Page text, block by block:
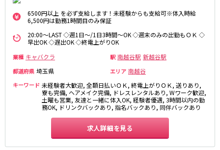
6500円以上 を必ず支給します！未経験からも支給可※体入時給
6,500円は勤務1時間目のみ保証
20:00～LAST ◇週1日～/1日3時間～OK ◇週末のみの出勤もＯＫ ◇
早出OK ◇遅出OK ◇終電上がりOK
業種 キャバクラ 駅 南越谷駅 新越谷駅
都道府県 埼玉県 エリア 南越谷
キーワード 未経験者大歓迎, 全額日払いＯＫ, 終電上がりＯＫ, 送りあり,
寮も完備, ヘアメイク完備, ドレスレンタルあり, Wワーク歓迎,
土曜も営業, 友達と一緒に体入OK, 経験者優遇, 3時間以内の勤
務OK, ドリンクバックあり, 指名バックあり, 同伴バックあり
求人詳細を見る
三軒茶屋駅
西太子堂駅
下高井戸駅
宮の坂駅
松原駅
JR南武線
武蔵溝ノ口駅
武蔵小杉駅
府中本町駅
武蔵新城駅
稲田堤駅
JR横須賀線